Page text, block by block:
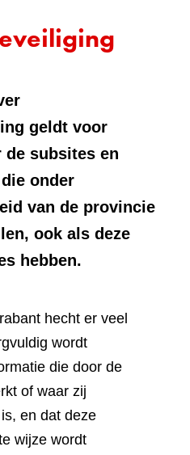
geldt voor
de subsites en
onder
van de provincie
ook als deze
hebben.
hecht er veel
wordt
die door de
of waar zij
en dat deze
wijze wordt